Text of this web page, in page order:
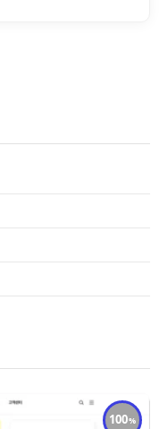
100